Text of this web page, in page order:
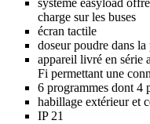
système easyload
charge sur les buses
écran tactile
doseur poudre dans la
appareil livré en série
Fi permettant une
6 programmes dont 4
habillage extérieur et
IP 21